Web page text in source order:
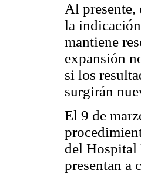
Al
la
mantiene
expansión
si los
surgirán
El 9 de
del Hospital
presentan a